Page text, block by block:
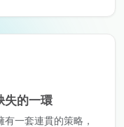
失的一環
一套連貫的策略，